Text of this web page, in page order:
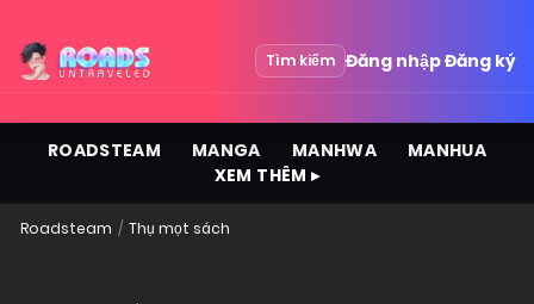
Tìm kiếm Đăng nhậpĐăng ký
ROADSTEAM MANGA MANHWA
MANHUA
XEM THÊM ▸
Roadsteam Thụ mọt sách